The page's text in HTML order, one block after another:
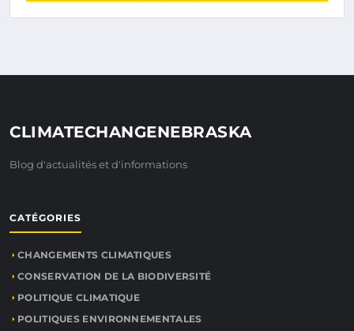
CLIMATECHANGENEBRASKA
Blog d'actualités et d'informations
CATÉGORIES
CHANGEMENTS CLIMATIQUES
CONSERVATION DE LA BIODIVERSITÉ
POLITIQUE CLIMATIQUE
POLITIQUES ENVIRONNEMENTALES